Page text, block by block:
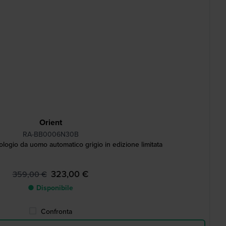
Orient
RA-BB0006N30B
da uomo automatico grigio in edizione limitata
359,00 € 323,00 €
● Disponibile
Confronta